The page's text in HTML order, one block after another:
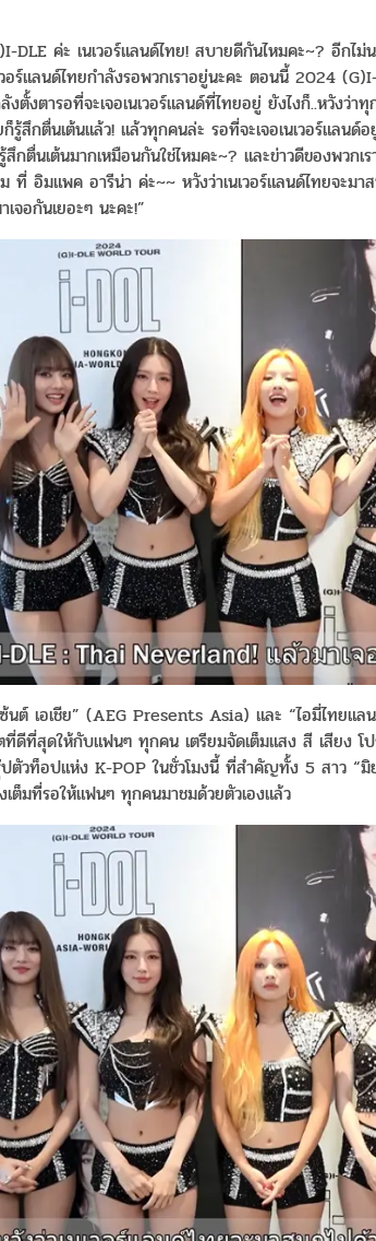
DLE ค่ะ เนเวอร์แลนด์ไทย! สบายดีกันไหมคะ~? อีกไม่
วอร์แลนด์ไทยกำลังรอพวกเราอยู่นะคะ ตอนนี้ 2024
งตั้งตารอที่จะเจอเนเวอร์แลนด์ที่ไทยอยู่ ยังไงก็..หวังว่า
ก็รู้สึกตื่นเต้นแล้ว! แล้วทุกคนล่ะ รอที่จะเจอเนเวอร์แลนด์
สึกตื่นเต้นมากเหมือนกันใช่ไหมคะ~? และข่าวดีของพวก
ที่ อิมแพค อารีน่า ค่ะ~~ หวังว่าเนเวอร์แลนด์ไทยจะม
จอกันเยอะๆ นะคะ!”
นต์ เอเชีย” (AEG Presents Asia) และ “ไอมี่ไทย
ดีที่สุดให้กับแฟนๆ ทุกคน เตรียมจัดเต็มแสง สี เสียง โ
ปตัวท็อปแห่ง K-POP ในชั่วโมงนี้ ที่สำคัญทั้ง 5 สาว “
เต็มที่รอให้แฟนๆ ทุกคนมาชมด้วยตัวเองแล้ว